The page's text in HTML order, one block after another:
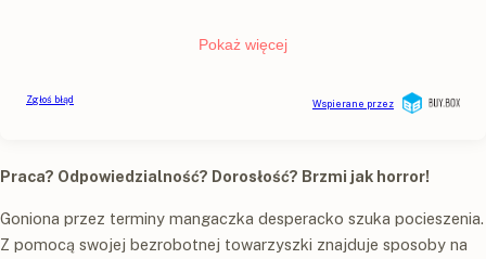
Praca? Odpowiedzialność? Dorosłość? Brzmi jak horror!
Goniona przez terminy mangaczka desperacko szuka pocieszenia.
Z pomocą swojej bezrobotnej towarzyszki znajduje sposoby na